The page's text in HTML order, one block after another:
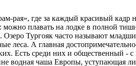
рая», где за каждый красивый кадр
можно плавать на лодке в полной
Озеро Тургояк часто называют
леса. А главная
Есть среди них и общественный -
водная чаша Европы, уступающая